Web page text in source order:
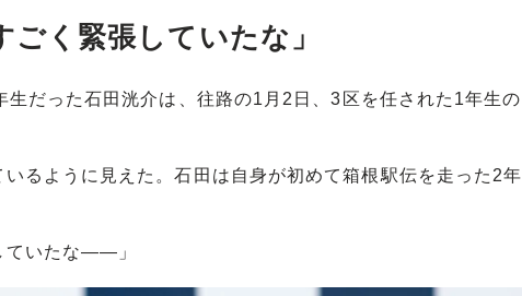
く緊張していたな」
だった石田洸介は、往路の1月2日、3区を任された1年生の
るように見えた。石田は自身が初めて箱根駅伝を走った2年
ていたな――」